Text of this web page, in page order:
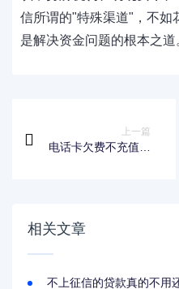
信所谓的"特殊渠道"，不如
是解决资金问题的根本之道
上一篇
电话卡欠费不充值会
相关文章
不上征信的贷款真的不用